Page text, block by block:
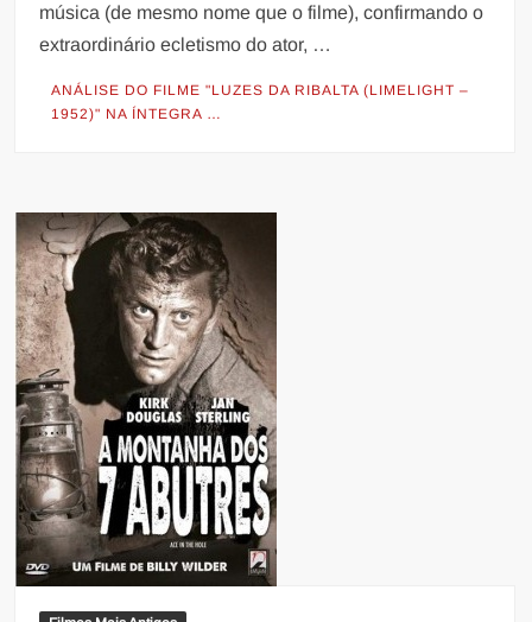
música (de mesmo nome que o filme), confirmando o
extraordinário ecletismo do ator, …
ANÁLISE DO FILME "LUZES DA RIBALTA (LIMELIGHT –
1952)" NA ÍNTEGRA …